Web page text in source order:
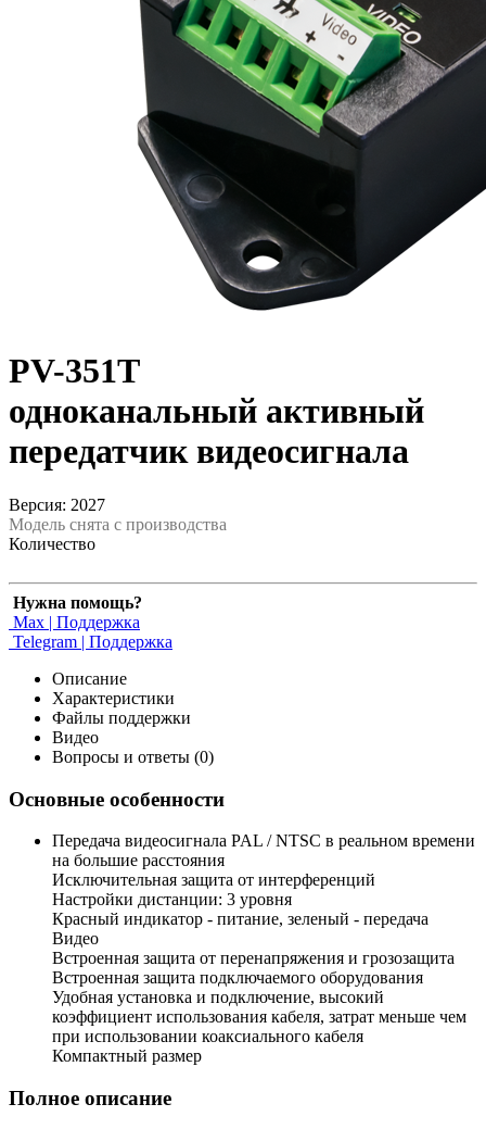
PV-351T
одноканальный активный
передатчик видеосигнала
Версия: 2027
Модель снята с производства
Количество
Нужна помощь?
Max | Поддержка
Telegram | Поддержка
Описание
Характеристики
Файлы поддержки
Видео
Вопросы и ответы (0)
Основные особенности
Передача видеосигнала PAL / NTSC в реальном времени
на большие расстояния
Исключительная защита от интерференций
Настройки дистанции: 3 уровня
Красный индикатор - питание, зеленый - передача
Видео
Встроенная защита от перенапряжения и грозозащита
Встроенная защита подключаемого оборудования
Удобная установка и подключение, высокий
коэффициент использования кабеля, затрат меньше чем
при использовании коаксиального кабеля
Компактный размер
Полное описание